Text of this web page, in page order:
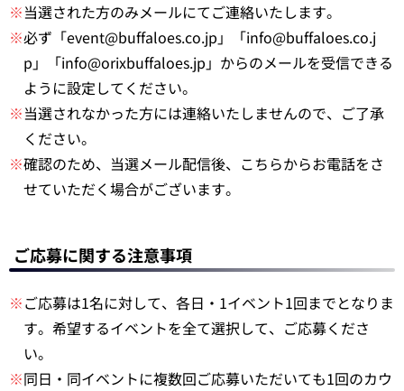
※当選された方のみメールにてご連絡いたします。
※必ず「event@buffaloes.co.jp」「info@buffaloes.co.j
p」「info@orixbuffaloes.jp」からのメールを受信できる
ように設定してください。
※当選されなかった方には連絡いたしませんので、ご了承
ください。
※確認のため、当選メール配信後、こちらからお電話をさ
せていただく場合がございます。
ご応募に関する注意事項
※ご応募は1名に対して、各日・1イベント1回までとなりま
す。希望するイベントを全て選択して、ご応募くださ
い。
※同日・同イベントに複数回ご応募いただいても1回のカウ